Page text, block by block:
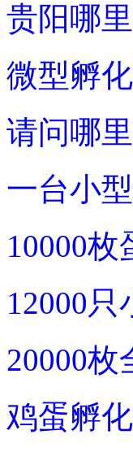
贵阳哪
微型孵
请问哪
一台小
10000
12000
20000
鸡蛋孵